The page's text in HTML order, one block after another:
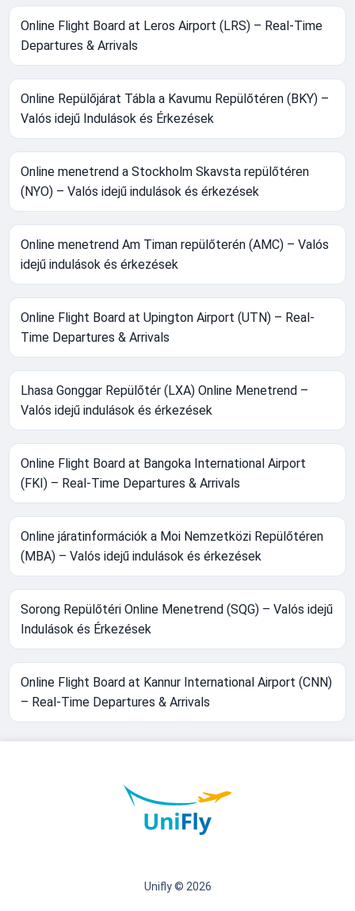
Online Flight Board at Leros Airport (LRS) – Real-Time
Departures & Arrivals
Online Repülőjárat Tábla a Kavumu Repülőtéren (BKY) –
Valós idejű Indulások és Érkezések
Online menetrend a Stockholm Skavsta repülőtéren
(NYO) – Valós idejű indulások és érkezések
Online menetrend Am Timan repülőterén (AMC) – Valós
idejű indulások és érkezések
Online Flight Board at Upington Airport (UTN) – Real-
Time Departures & Arrivals
Lhasa Gonggar Repülőtér (LXA) Online Menetrend –
Valós idejű indulások és érkezések
Online Flight Board at Bangoka International Airport
(FKI) – Real-Time Departures & Arrivals
Online járatinformációk a Moi Nemzetközi Repülőtéren
(MBA) – Valós idejű indulások és érkezések
Sorong Repülőtéri Online Menetrend (SQG) – Valós idejű
Indulások és Érkezések
Online Flight Board at Kannur International Airport (CNN)
– Real-Time Departures & Arrivals
Unifly © 2026